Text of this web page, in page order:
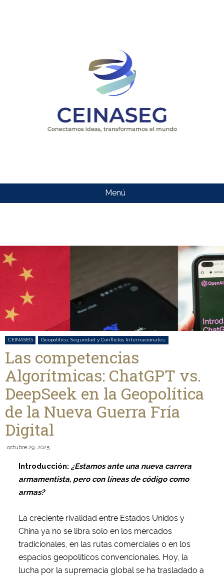
CEINASEG
Menú
CEINASEG Geopolítica, Seguridad y Conflictos Internacionales:
Las competencias
Algorítmicas: ChatGPT vs.
DeepSeek en la Geopolítica
de la Nueva Guerra Fría
Digital
octubre 29, 2025
Introducción: ¿Estamos ante una nueva carrera
armamentista, pero con líneas de código como
armas?
La creciente rivalidad entre Estados Unidos y
China ya no se libra solo en los mercados
tradicionales, en las rutas comerciales o en los
espacios geopolíticos convencionales. Hoy, la
lucha por la supremacía global se ha trasladado a